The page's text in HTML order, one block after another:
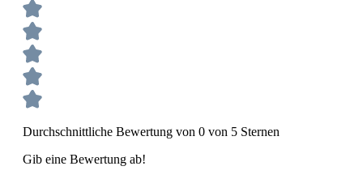
Durchschnittliche Bewertung von 0 von 5 Sternen
Gib eine Bewertung ab!